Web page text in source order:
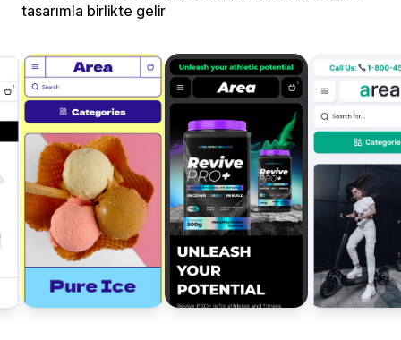
tasarımla birlikte gelir